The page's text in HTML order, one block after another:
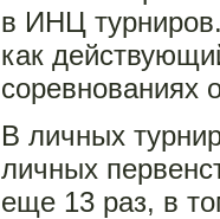
в ИНЦ
как
соревнованиях
В личных
личных
еще 13 раз, в